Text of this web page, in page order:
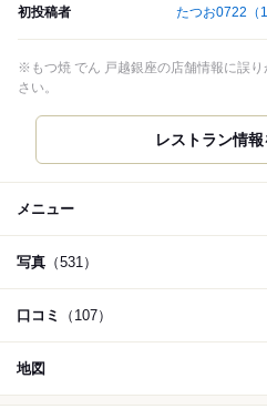
初投稿者 たつお0722 （
※もつ焼 でん 戸越銀座の店舗情報に誤
さい。
レストラン情
メニュー
写真 （531）
口コミ （107）
地図